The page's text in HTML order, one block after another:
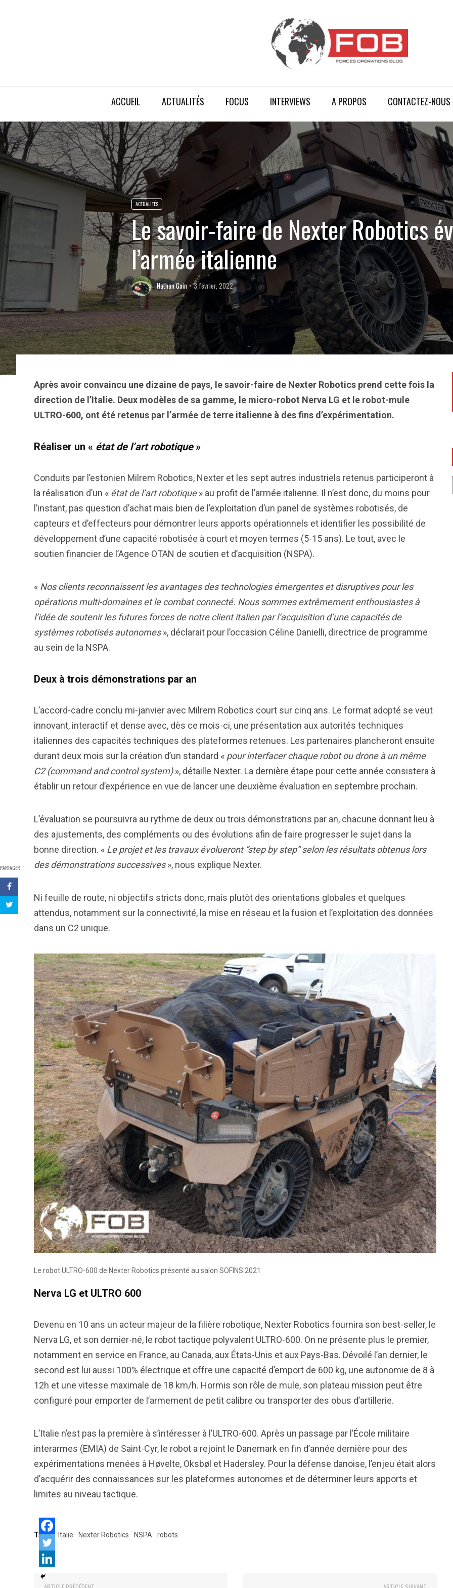
ACCUEIL ACTUALITÉS FOCUS INTERVIEWS A PROPOS CONTACTEZ-NOUS
ACTUALITÉS
Le savoir-faire de Nexter Robotics
l’armée italienne
Nathan Gain 3 février, 2022
PARTAGER
Après avoir convaincu une dizaine de pays, le savoir-faire de Nexter Robotics prend cette fois la
direction de l’Italie. Deux modèles de sa gamme, le micro-robot Nerva LG et le robot-mule
ULTRO-600, ont été retenus par l’armée de terre italienne à des fins d’expérimentation.
Réaliser un « état de l’art robotique»
Conduits par l’estonien Milrem Robotics, Nexter et les sept autres industriels retenus participeront à
la réalisation d’un « état de l’art robotique» au profit de l’armée italienne. Il n’est donc, du moins pour
l’instant, pas question d’achat mais bien de l’exploitation d’un panel de systèmes robotisés, de
capteurs et d’effecteurs pour démontrer leurs apports opérationnels et identifier les possibilité de
développement d’une capacité robotisée à court et moyen termes (5-15 ans). Le tout, avec le
soutien financier de l’Agence OTAN de soutien et d’acquisition (NSPA).
« Nos clients reconnaissent les avantages des technologies émergentes et disruptives pour les
opérations multi-domaines et le combat connecté. Nous sommes extrêmement enthousiastes à
l’idée de soutenir les futures forces de notre client italien par l’acquisition d’une capacités de
systèmes robotisés autonomes», déclarait pour l’occasion Céline Danielli, directrice de programme
au sein de la NSPA.
Deux à trois démonstrations par an
L’accord-cadre conclu mi-janvier avec Milrem Robotics court sur cinq ans. Le format adopté se veut
innovant, interactif et dense avec, dès ce mois-ci, une présentation aux autorités techniques
italiennes des capacités techniques des plateformes retenues. Les partenaires plancheront ensuite
durant deux mois sur la création d’un standard « pour interfacer chaque robot ou drone à un même
C2 (command and control system)», détaille Nexter. La dernière étape pour cette année consistera à
établir un retour d’expérience en vue de lancer une deuxième évaluation en septembre prochain.
L’évaluation se poursuivra au rythme de deux ou trois démonstrations par an, chacune donnant lieu à
des ajustements, des compléments ou des évolutions afin de faire progresser le sujet dans la
bonne direction. « Le projet et les travaux évolueront “step by step” selon les résultats obtenus lors
des démonstrations successives», nous explique Nexter.
Ni feuille de route, ni objectifs stricts donc, mais plutôt des orientations globales et quelques
attendus, notamment sur la connectivité, la mise en réseau et la fusion et l’exploitation des données
dans un C2 unique.
Le robot ULTRO-600 de Nexter Robotics présenté au salon SOFINS 2021
Nerva LG et ULTRO 600
Devenu en 10 ans un acteur majeur de la filière robotique, Nexter Robotics fournira son best-seller, le
Nerva LG, et son dernier-né, le robot tactique polyvalent ULTRO-600. On ne présente plus le premier,
notamment en service en France, au Canada, aux États-Unis et aux Pays-Bas. Dévoilé l’an dernier, le
second est lui aussi 100% électrique et offre une capacité d’emport de 600 kg, une autonomie de 8 à
12h et une vitesse maximale de 18 km/h. Hormis son rôle de mule, son plateau mission peut être
configuré pour emporter de l’armement de petit calibre ou transporter des obus d’artillerie.
L’Italie n’est pas la première à s’intéresser à l’ULTRO-600. Après un passage par l’École militaire
interarmes (EMIA) de Saint-Cyr, le robot a rejoint le Danemark en fin d’année dernière pour des
expérimentations menées à Høvelte, Oksbøl et Hadersley. Pour la défense danoise, l’enjeu était alors
d’acquérir des connaissances sur les plateformes autonomes et de déterminer leurs apports et
limites au niveau tactique.
Tags: Italie Nexter Robotics NSPA robots